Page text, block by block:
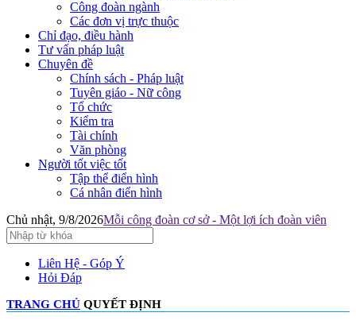
Công đoàn ngành
Các đơn vị trực thuộc
Chỉ đạo, điều hành
Tư vấn pháp luật
Chuyên đề
Chính sách - Pháp luật
Tuyên giáo - Nữ công
Tổ chức
Kiểm tra
Tài chính
Văn phòng
Người tốt việc tốt
Tập thể điển hình
Cá nhân điển hình
Chủ nhật, 9/8/2026Mỗi công đoàn cơ sở - Một lợi ích đoàn viên
Liên Hệ - Góp Ý
Hỏi Đáp
TRANG CHỦ QUYẾT ĐỊNH